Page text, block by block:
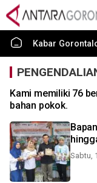
Kabar
Kami memiliki 76
bahan pokok.
Sabtu,